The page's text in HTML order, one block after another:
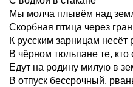
Мы молча плывём над
Скорбная птица через
К русским зарницам
В чёрном тюльпане те, кто
Едут на родину милую в
В отпуск бессрочный,